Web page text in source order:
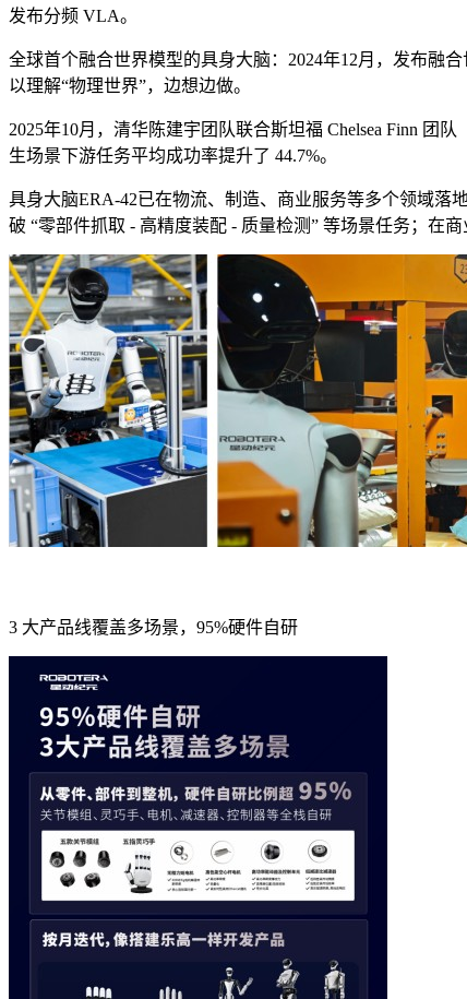
发布分频 VLA。
全球首个融合世界模型的具身大脑：2024年12月，发布融
以理解“物理世界”，边想边做。
2025年10月，清华陈建宇团队联合斯坦福 Chelsea Finn 团
生场景下游任务平均成功率提升了 44.7%。
具身大脑ERA-42已在物流、制造、商业服务等多个领域落
破 “零部件抓取 - 高精度装配 - 质量检测” 等场景任务；在
3 大产品线覆盖多场景，95%硬件自研